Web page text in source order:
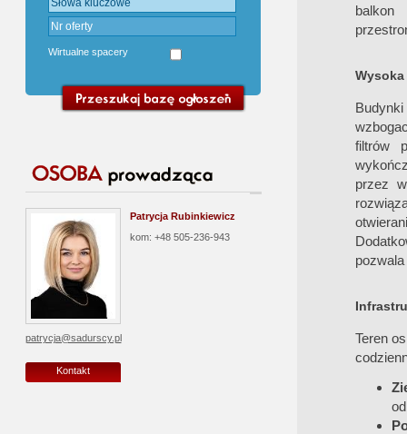
Wirtualne spacery
Patrycja Rubinkiewicz
kom: +48 505-236-943
patrycja@sadurscy.pl
Kontakt
filtrów
przez
Teren